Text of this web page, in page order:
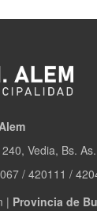
Vedia, Bs.
/ 420111 /
| Provincia de